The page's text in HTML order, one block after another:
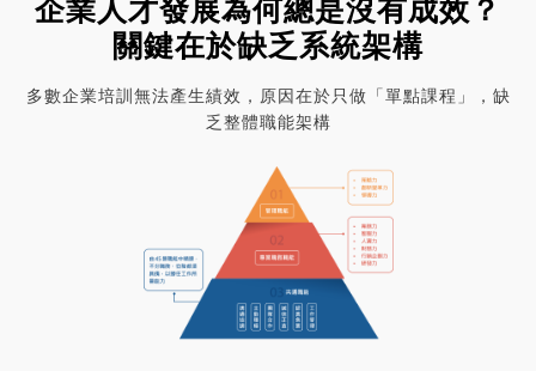
企業人才發展為何總是沒有成效？
關鍵在於缺乏系統架構
多數企業培訓無法產生績效，原因在於只做「單點課程」，缺
乏整體職能架構